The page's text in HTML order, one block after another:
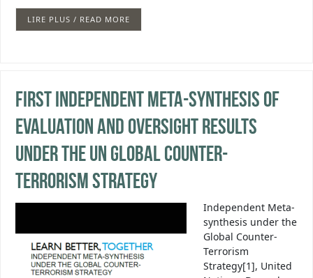
LIRE PLUS / READ MORE
First independent meta-synthesis of
evaluation and oversight results
under the UN Global Counter-
Terrorism Strategy
Independent Meta-
synthesis under the
Global Counter-
Terrorism
Strategy[1], United